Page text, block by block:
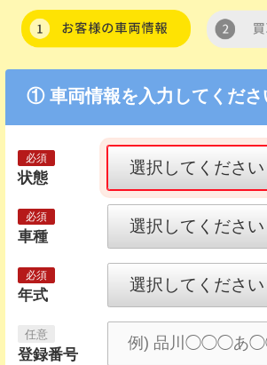
① 車両情報を入力してくださ
状態
車種
年式
登録番号